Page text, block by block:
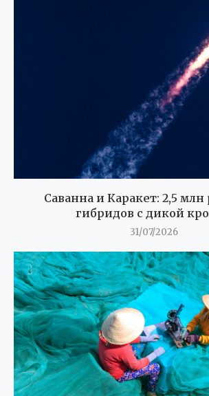
Саванна и Каракет: 2,5 млн
гибридов с дикой
31/07/2026